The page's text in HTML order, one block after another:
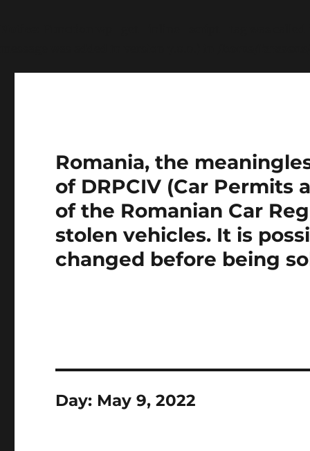
Romania, the
of DRPCIV (Car Permits
of the Romanian Car
stolen vehicles. It is
changed before being
Day: May 9, 2022